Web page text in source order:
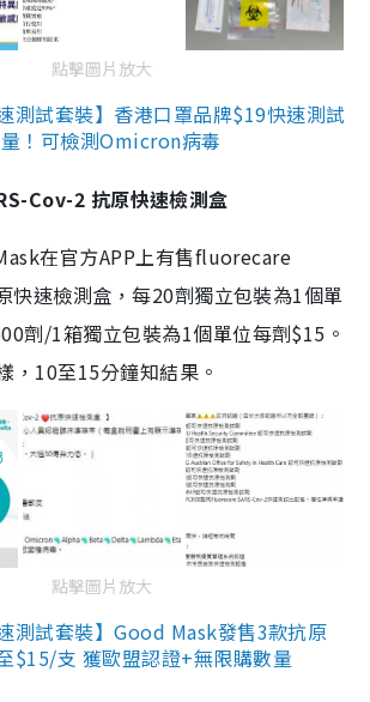
點擊圖片放大
測試套裝】香港口罩品牌$19快速測試
！可檢測Omicron病毒
Cov-2 抗原快速檢測盒
在官方APP上有售fluorecare
快速檢測盒，每20劑獨立包裝為1個單
劑/1箱獨立包裝為1個單位每劑$15。
，10至15分鐘知結果。
點擊圖片放大
測試套裝】Good Mask發售3款抗原
$15/支 獲歐盟認證+無限購數量